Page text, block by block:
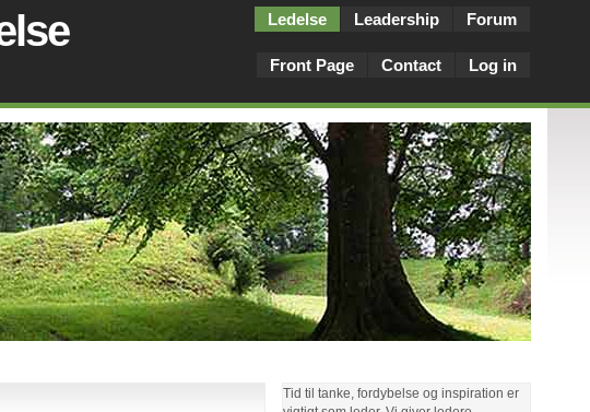
Ledelse Leadership Forum
Front Page Contact Log in
Tid til tanke, fordybelse og inspiration er